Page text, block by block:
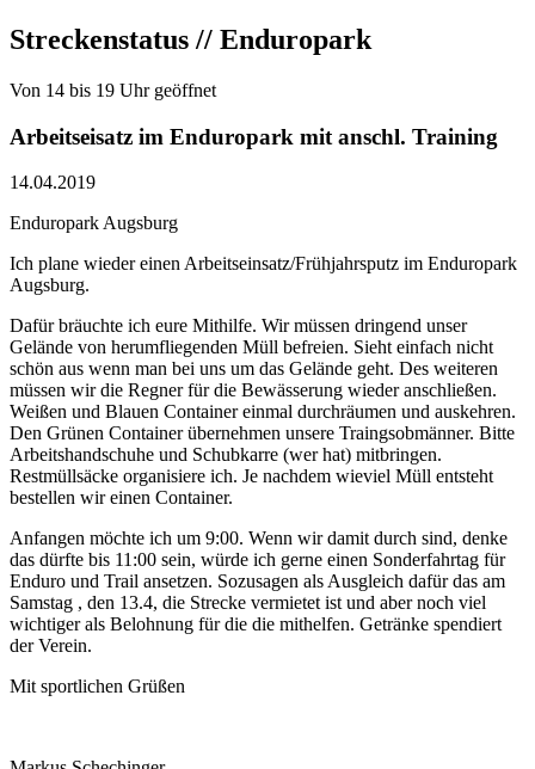
Streckenstatus // Enduropark
Von 14 bis 19 Uhr geöffnet
Arbeitseisatz im Enduropark mit anschl. Training
14.04.2019
Enduropark Augsburg
Ich plane wieder einen Arbeitseinsatz/Frühjahrsputz im Enduropark
Augsburg.
Dafür bräuchte ich eure Mithilfe. Wir müssen dringend unser
Gelände von herumfliegenden Müll befreien. Sieht einfach nicht
schön aus wenn man bei uns um das Gelände geht. Des weiteren
müssen wir die Regner für die Bewässerung wieder anschließen.
Weißen und Blauen Container einmal durchräumen und auskehren.
Den Grünen Container übernehmen unsere Traingsobmänner. Bitte
Arbeitshandschuhe und Schubkarre (wer hat) mitbringen.
Restmüllsäcke organisiere ich. Je nachdem wieviel Müll entsteht
bestellen wir einen Container.
Anfangen möchte ich um 9:00. Wenn wir damit durch sind, denke
das dürfte bis 11:00 sein, würde ich gerne einen Sonderfahrtag für
Enduro und Trail ansetzen. Sozusagen als Ausgleich dafür das am
Samstag , den 13.4, die Strecke vermietet ist und aber noch viel
wichtiger als Belohnung für die die mithelfen. Getränke spendiert
der Verein.
Mit sportlichen Grüßen